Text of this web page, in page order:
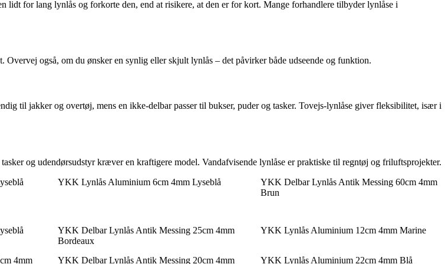
lidt for lang lynlås og forkorte den, end at risikere, at den er for kort. Mange forhandlere tilbyder lynlåse i
også, om du ønsker en synlig eller skjult lynlås – det påvirker både udseende og funktion.
til jakker og overtøj, mens en ikke-delbar passer til bukser, puder og tasker. Tovejs-lynlåse giver fleksibilitet, især i
og udendørsudstyr kræver en kraftigere model. Vandafvisende lynlåse er praktiske til regntøj og friluftsprojekter.
YKK Lynlås Aluminium 6cm 4mm Lyseblå
YKK Delbar Lynlås Antik Messing 60cm 4mm
Brun
YKK Delbar Lynlås Antik Messing 25cm 4mm
Bordeaux
YKK Lynlås Aluminium 12cm 4mm Marine
4mm
YKK Delbar Lynlås Antik Messing 20cm 4mm
YKK Lynlås Aluminium 22cm 4mm Blå